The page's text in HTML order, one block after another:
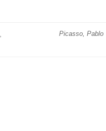
Picasso, Pablo